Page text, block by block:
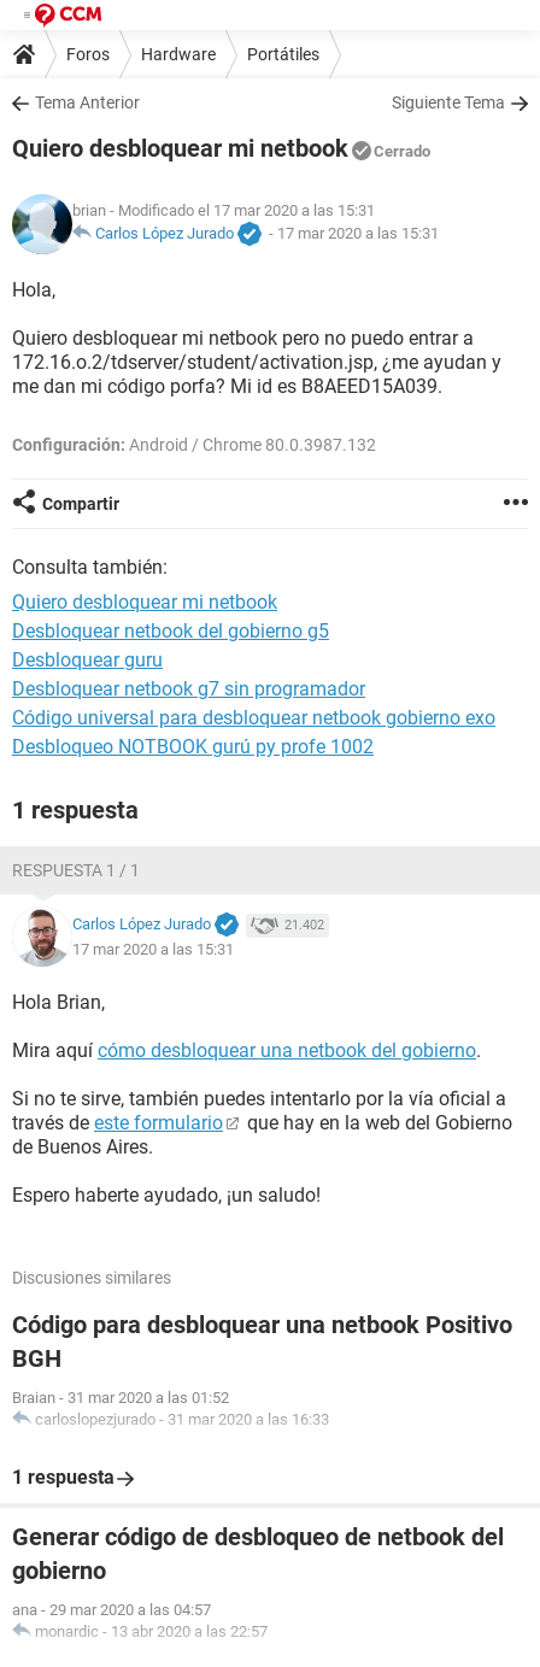
Foros Hardware Portátiles
Tema Anterior Siguiente Tema
Quiero desbloquear mi netbook Cerrado
brian - Modificado el 17 mar 2020 a las 15:31
Carlos López Jurado
- 17 mar 2020 a las 15:31
Hola,
Quiero desbloquear mi netbook pero no puedo entrar a
172.16.o.2/tdserver/student/activation.jsp, ¿me ayudan y
me dan mi código porfa? Mi id es B8AEED15A039.
Configuración: Android / Chrome 80.0.3987.132
Compartir
Consulta también:
Quiero desbloquear mi netbook
Desbloquear netbook del gobierno g5
Desbloquear guru
Desbloquear netbook g7 sin programador
Código universal para desbloquear netbook gobierno exo
Desbloqueo NOTBOOK gurú py profe 1002
1 respuesta
RESPUESTA 1 / 1
Carlos López Jurado 21.402
17 mar 2020 a las 15:31
Hola Brian,
Mira aquí cómo desbloquear una netbook del gobierno.
Si no te sirve, también puedes intentarlo por la vía oficial a
través de este formulario
que hay en la web del Gobierno
de Buenos Aires.
Espero haberte ayudado, ¡un saludo!
Discusiones similares
Código para desbloquear una netbook Positivo
BGH
Braian - 31 mar 2020 a las 01:52
carloslopezjurado - 31 mar 2020 a las 16:33
1 respuesta
Generar código de desbloqueo de netbook del
gobierno
ana - 29 mar 2020 a las 04:57
monardic - 13 abr 2020 a las 22:57